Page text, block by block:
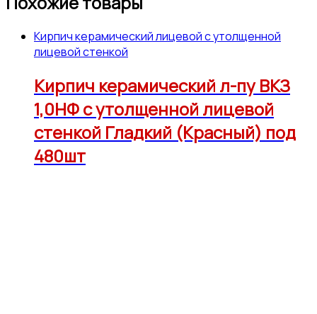
Кирпич керамический лицевой с утолщенной
лицевой стенкой
Кирпич керамический л-пу ВКЗ
1,0НФ с утолщенной лицевой
стенкой Гладкий (Красный) под
480шт